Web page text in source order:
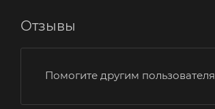
Отзывы
Помогите другим